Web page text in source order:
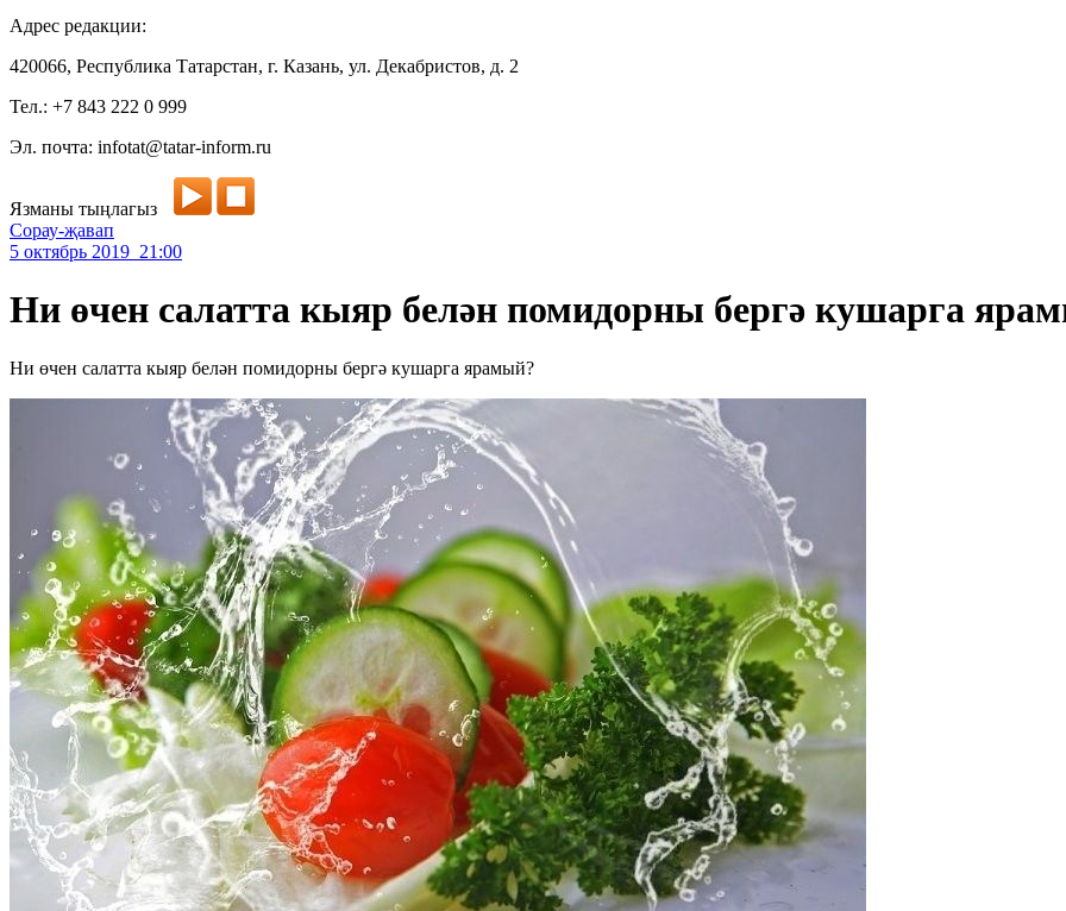
Адрес редакции:
420066, Республика Татарстан, г. Казань, ул. Декабристов, д. 2
Тел.: +7 843 222 0 999
Эл. почта: infotat@tatar-inform.ru
Язманы тыңлагыз
Сорау-җавап
5 октябрь 2019 21:00
Ни өчен салатта кыяр белән помидорны бергә кушарга
Ни өчен салатта кыяр белән помидорны бергә кушарга ярамый?